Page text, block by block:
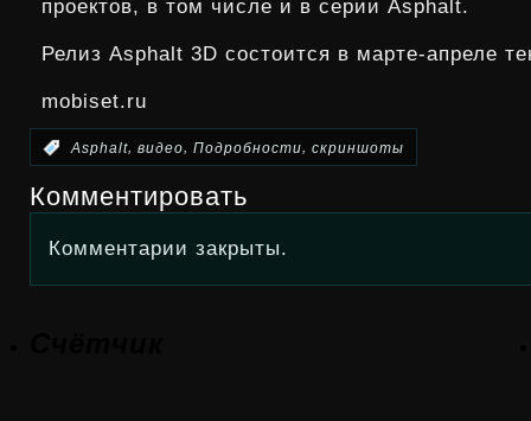
проектов, в том числе и в серии Asphalt.
Релиз Asphalt 3D состоится в марте-апреле
mobiset.ru
:Asphalt, видео, Подробности, скриншоты
Комментировать
Комментарии закрыты.